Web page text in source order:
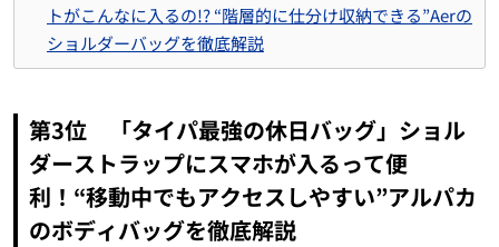
トがこんなに入るの!? “階層的に仕分け収納できる”Aerの
ショルダーバッグを徹底解説
第3位 「タイパ最強の休日バッグ」ショル
ダーストラップにスマホが入るって便
利！“移動中でもアクセスしやすい”アルパカ
のボディバッグを徹底解説